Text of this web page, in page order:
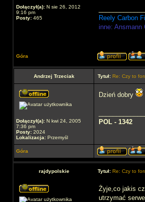
Dołączył(a): N sie 26, 2012
9:16 pm
Posty: 465
Reely Carbon
inne: Ansmann
Góra
Andrzej Trzeciak Tytuł: Re: Czy to
Dołączył(a): N kwi 24, 2005
7:36 pm
Posty: 2024
Lokalizacja: Przemyśl
Dzień dobry
POL - 1342
Góra
rajdypolskie Tytuł: Re: Czy to
Żyje,co jakis
utrzymać